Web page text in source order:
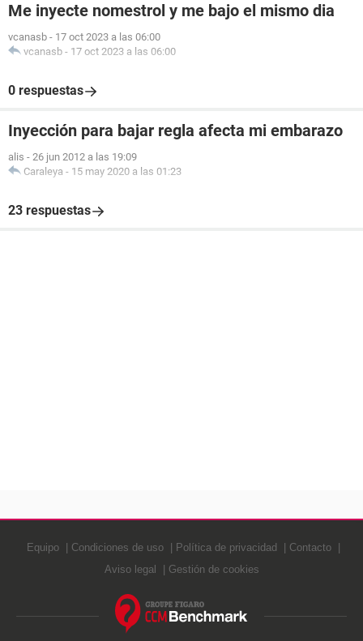
Me inyecte nomestrol y me bajo el mismo dia
vcanasb - 17 oct 2023 a las 06:00
vcanasb - 17 oct 2023 a las 06:00
0 respuestas
Inyección para bajar regla afecta mi embarazo
alis - 26 jun 2012 a las 19:09
Caraleya - 15 may 2020 a las 01:23
23 respuestas
Equipo Condiciones de uso Política de privacidad
Contacto
Aviso legal
Gestión de cookies